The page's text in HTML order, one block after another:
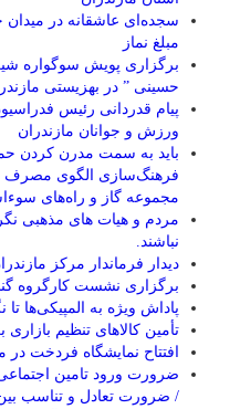
سجده‌ای عاشقانه در میدان
مبلغ نماز
برگزاری پویش سوگواره
حسینی ” در بهزیستی
پیام قدردانی رئیس
ورزش و جوانان مازندران
باید به سمت مدرن کردن
فرهنگ‌سازی الگوی
مجموعه گاز و راه‌های
مردم و هیات های مذهبی
نباشند.
دیدار فرماندار مرکز
برگزاری نشست کارگروه
پاداش ویژه به المپیکی‌ها
تأمین کالاهای تنظیم
افتتاح نمایشگاه فردخت در
ضرورت ورود تامین
/ ضرورت تعادل و تناسب